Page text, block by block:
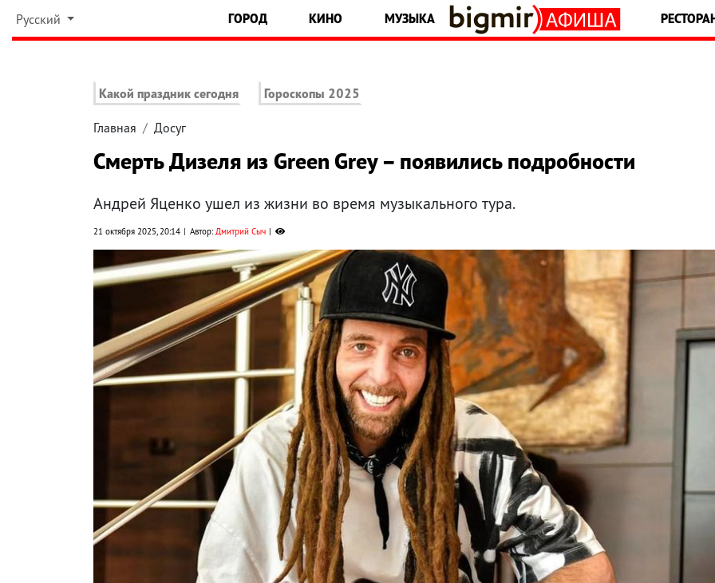
Русский ГОРОД КИНО МУЗЫКА
Какой праздник сегодня Гороскопы 2025
Главная Досуг
Смерть Дизеля из Green Grey – появились подробности
Андрей Яценко ушел из жизни во время музыкального тура.
21 октября 2025, 20:14 Автор:Дмитрий Сыч